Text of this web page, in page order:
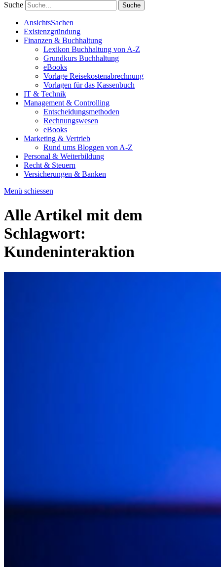
Suche
AnsichtsSachen
Existenzgründung
Finanzen & Buchhaltung
Lexikon Buchhaltung von A-Z
Grundkurs Buchhaltung
eBooks
Vorlage Reisekostenabrechnung
Vorlagen für das Kassenbuch
IT & Technik
Management & Controlling
Entscheidungsmethoden
Rechnungswesen
eBooks
Marketing & Vertrieb
Rund ums Bloggen von A-Z
Personal & Weiterbildung
Recht & Steuern
Versicherungen & Banken
Menü schiessen
Alle Artikel mit dem
Schlagwort:
Kundeninteraktion